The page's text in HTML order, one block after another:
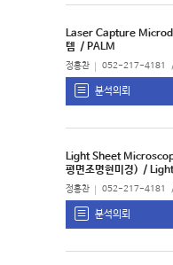
Laser Capture
템 / PALM
정홍찬 052-217-4181
분석의뢰
Light Sheet
평면조명현미경) /
정홍찬 052-217-4181
분석의뢰